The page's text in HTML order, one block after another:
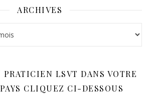
ARCHIVES
PRATICIEN LSVT DANS VOTRE
CLIQUEZ CI-DESSOUS